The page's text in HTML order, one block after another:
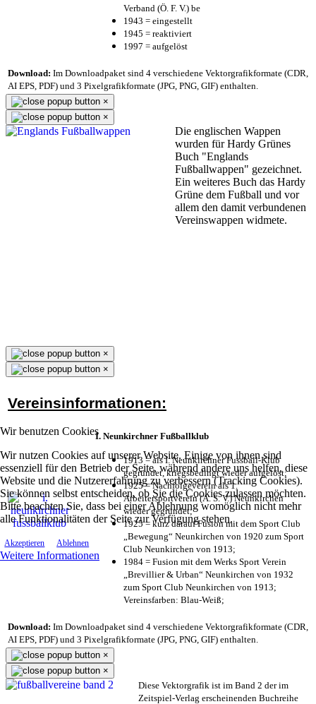
Wir benutzen Cookies
Wir nutzen Cookies auf unserer Website. Einige von ihnen sind
essenziell für den Betrieb der Seite, während andere uns helfen, diese
Website und die Nutzererfahrung zu verbessern (Tracking Cookies).
Sie können selbst entscheiden, ob Sie die Cookies zulassen möchten.
Bitte beachten Sie, dass bei einer Ablehnung womöglich nicht mehr
alle Funktionalitäten der Seite zur Verfügung stehen.
Akzeptieren Ablehnen
Weitere Informationen
Verband (Ö. F. V.) be
1943 = eingestellt
1945 = reaktiviert
1997 = aufgelöst
Download: Im Downloadpaket sind 4 verschiedene Vektorgrafikformate (CDR,
AI EPS, PDF) und 3 Pixelgrafikformate (JPG, PNG, GIF) enthalten.
×
×
Die englischen Wappen
wurden für Hardy Grünes
Buch "Englands
Fußballwappen" gezeichnet.
Ein weiteres Buch das Hardy
Grüne dem Fußball und vor
allem den damit verbundenen
Vereinswappen widmete.
×
×
Vereinsinformationen:
I. Neunkirchner Fußballklub
1913 = als I. Neunkirchner Fussball-Klub
gegründet, kriegsbedingt wieder aufgelöst;
1925 = Nachfolgeverein als 1.
Arbeitersportverein (A. S. V.) Neunkirchen
wieder gegründet;
1925 = kurz darauf Fusion mit dem Sport Club
„Bewegung“ Neunkirchen von 1920 zum Sport
Club Neunkirchen von 1913;
1984 = Fusion mit dem Werks Sport Verein
„Brevillier & Urban“ Neunkirchen von 1932
zum Sport Club Neunkirchen von 1913;
Vereinsfarben: Blau-Weiß;
Download: Im Downloadpaket sind 4 verschiedene Vektorgrafikformate (CDR,
AI EPS, PDF) und 3 Pixelgrafikformate (JPG, PNG, GIF) enthalten.
×
×
Diese Vektorgrafik ist im Band 2 der im
Zeitspiel-Verlag erscheinenden Buchreihe